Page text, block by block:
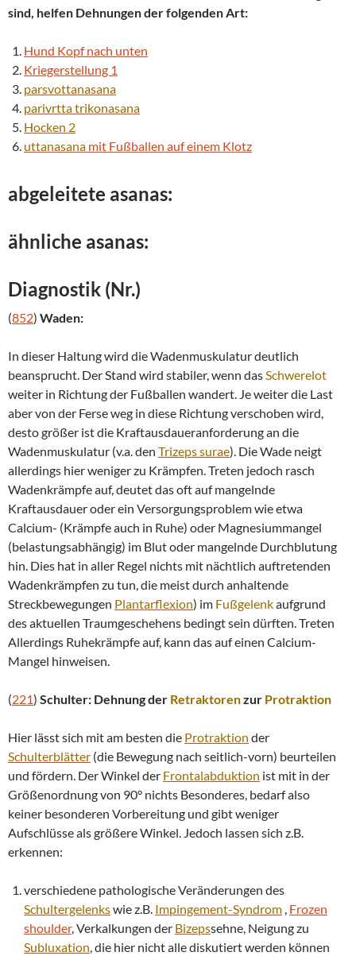
sind, helfen Dehnungen der folgenden Art:
Hund Kopf nach unten
Kriegerstellung 1
parsvottanasana
parivrttatrikonasana
Hocken 2
uttanasana mit Fußballen auf einem Klotz
abgeleitete asanas:
ähnliche asanas:
Diagnostik (Nr.)
(852) Waden:
In dieser Haltung wird die Wadenmuskulatur deutlich
beansprucht. Der Stand wird stabiler, wenn dasSchwerelot
weiter in Richtung der Fußballen wandert. Je weiter die Last
aber von der Ferse weg in diese Richtung verschoben wird,
desto größer ist die Kraftausdaueranforderung an die
Wadenmuskulatur (v.a. den Trizepssurae). Die Wade neigt
allerdings hier weniger zu Krämpfen. Treten jedoch rasch
Wadenkrämpfe auf, deutet das oft auf mangelnde
Kraftausdauer oder ein Versorgungsproblem wie etwa
Calcium- (Krämpfe auch in Ruhe) oder Magnesiummangel
(belastungsabhängig) im Blut oder mangelnde Durchblutung
hin. Dies hat in aller Regel nichts mit nächtlich auftretenden
Wadenkrämpfen zu tun, die meist durch anhaltende
Streckbewegungen Plantarflexion) im Fußgelenkaufgrund
des aktuellen Traumgeschehens bedingt sein dürften. Treten
Allerdings Ruhekrämpfe auf, kann das auf einen Calcium-
Mangel hinweisen.
(221) Schulter: Dehnung der Retraktorenzur Protraktion
Hier lässt sich mit am besten die Protraktion der
Schulterblätter (die Bewegung nach seitlich-vorn) beurteilen
und fördern. Der Winkel der Frontalabduktion ist mit in der
Größenordnung von 90° nichts Besonderes, bedarf also
keiner besonderen Vorbereitung und gibt weniger
Aufschlüsse als größere Winkel. Jedoch lassen sich z.B.
erkennen:
verschiedene pathologische Veränderungen des
Schultergelenkswie z.B. Impingement-Syndrom , Frozen
shoulder, Verkalkungen der Bizepssehne, Neigung zu
Subluxation, die hier nicht alle diskutiert werden können